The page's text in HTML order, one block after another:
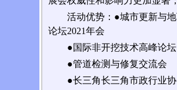
活动优势：●城市更新与
论坛2021年会
●国际非开挖技术高峰论坛
●管道检测与修复交流会
●长三角长三角市政行业